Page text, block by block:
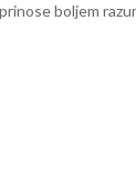
boljem